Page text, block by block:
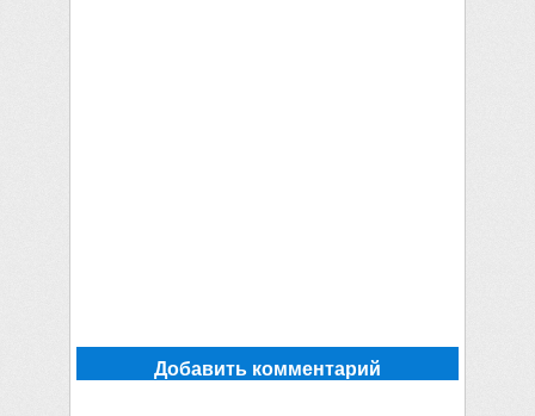
Добавить комментарий